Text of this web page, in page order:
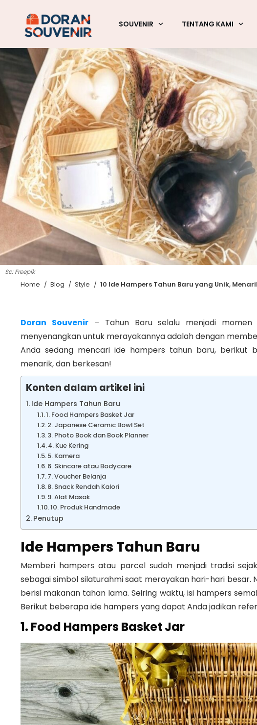
SOUVENIR TENTANG KAMI
Sc: Freepik
Home / Blog / Style / 10 Ide Hampers Tahun Baru yang Unik,
Doran Souvenir– Tahun Baru selalu menjadi momen
menyenangkan untuk merayakannya adalah dengan
Anda sedang mencari ide hampers tahun baru, berikut
menarik, dan berkesan!
Konten dalam artikel ini
Ide Hampers Tahun Baru
1. Food Hampers Basket Jar
2. Japanese Ceramic Bowl Set
3. Photo Book dan Book Planner
4. Kue Kering
5. Kamera
6. Skincare atau Bodycare
7. Voucher Belanja
8. Snack Rendah Kalori
9. Alat Masak
10. Produk Handmade
Penutup
Ide Hampers Tahun Baru
Memberi hampers atau parcel sudah menjadi tradisi
sebagai simbol silaturahmi saat merayakan hari-hari besar.
berisi makanan tahan lama. Seiring waktu, isi hampers
Berikut beberapa ide hampers yang dapat Anda jadikan
1. Food Hampers Basket Jar